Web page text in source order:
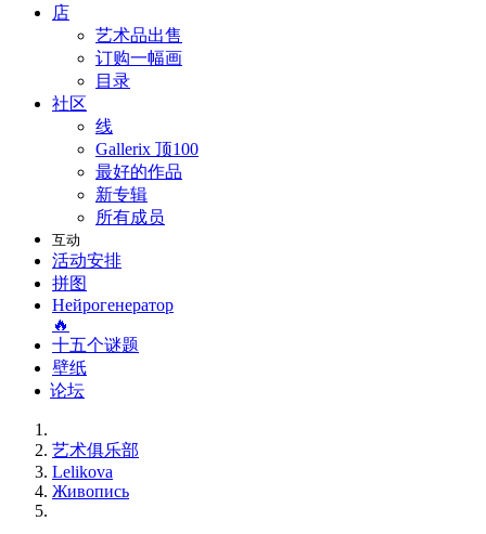
店
艺术品出售
订购一幅画
目录
社区
线
Gallerix 顶100
最好的作品
新专辑
所有成员
互动
活动安排
拼图
Нейрогенератор
🔥
十五个谜题
壁纸
论坛
艺术俱乐部
Lelikova
Живопись